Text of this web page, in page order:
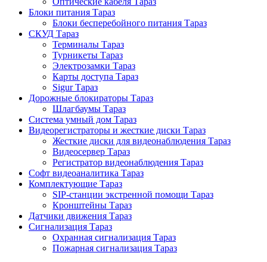
Блоки питания Тараз
Блоки бесперебойного питания Тараз
СКУД Тараз
Терминалы Тараз
Турникеты Тараз
Электрозамки Тараз
Карты доступа Тараз
Sigur Тараз
Дорожные блокираторы Тараз
Шлагбаумы Тараз
Система умный дом Тараз
Видеорегистраторы и жесткие диски Тараз
Жесткие диски для видеонаблюдения Тараз
Видеосервер Тараз
Регистратор видеонаблюдения Тараз
Софт видеоаналитика Тараз
Комплектующие Тараз
SIP-станции экстренной помощи Тараз
Кронштейны Тараз
Датчики движения Тараз
Сигнализация Тараз
Охранная сигнализация Тараз
Пожарная сигнализация Тараз